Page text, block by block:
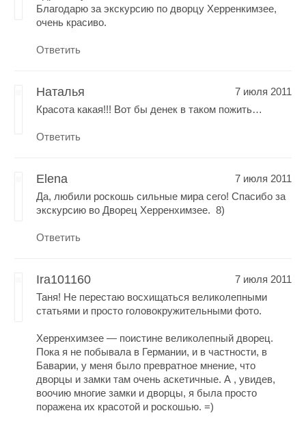
Благодарю за экскурсию по дворцу Херренкимзее,
очень красиво.
Ответить
Наталья
7 июля 2011
Красота какая!!! Вот бы денек в таком пожить…
Ответить
Elena
7 июля 2011
Да, любили роскошь сильные мира сего! Спасибо за
экскурсию во Дворец Херренхимзее. 8)
Ответить
Ira101160
7 июля 2011
Таня! Не перестаю восхищаться великолепными
статьями и просто головокружительными фото.
Херренхимзее — поистине великолепный дворец.
Пока я не побывала в Германии, и в частности, в
Баварии, у меня было превратное мнение, что
дворцы и замки там очень аскетичные. А , увидев,
воочию многие замки и дворцы, я была просто
поражена их красотой и роскошью. =)